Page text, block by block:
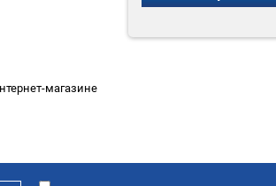
магазине